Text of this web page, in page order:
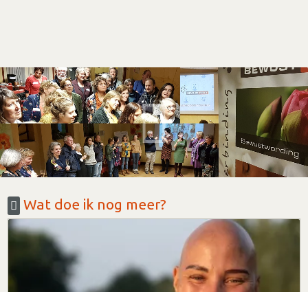
Wat doe ik nog meer?